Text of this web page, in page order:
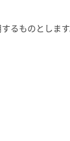
るものとします